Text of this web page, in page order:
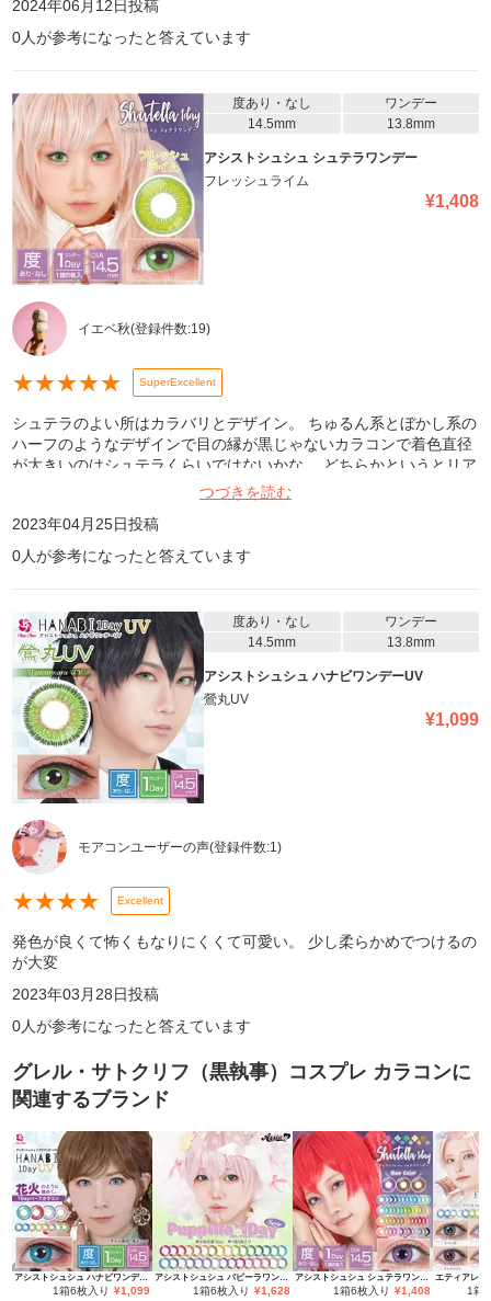
2024年06月12日投稿
0人が参考になったと答えています
度あり・なし
ワンデー
14.5mm
13.8mm
アシストシュシュ シュテラワンデー
フレッシュライム
¥1,408
イエベ秋(登録件数:19)
★★★★★ SuperExcellent
シュテラのよい所はカラバリとデザイン。 ちゅるん系とぼかし系の
ハーフのようなデザインで目の縁が黒じゃないカラコンで着色直径
が大きいのはシュテラくらいではないかな。 どちらかというとリア
ルなデザインなのでやるキャラクターによっては雰囲気と合わなく
つづきを読む
2023年04月25日投稿
0人が参考になったと答えています
度あり・なし
ワンデー
14.5mm
13.8mm
アシストシュシュ ハナビワンデーUV
鶯丸UV
¥1,099
モアコンユーザーの声(登録件数:1)
★★★★ Excellent
発色が良くて怖くもなりにくくて可愛い。 少し柔らかめでつけるの
が大変
2023年03月28日投稿
0人が参考になったと答えています
グレル・サトクリフ（黒執事）コスプレ カラコンに
関連するブランド
アシストシュシュ ハナビワンデーUV
1箱6枚入り ¥1,099
アシストシュシュ パピーラワンデー
1箱6枚入り ¥1,628
アシストシュシュ シュテラワンデー
1箱6枚入り ¥1,408
エティアレオ
1箱